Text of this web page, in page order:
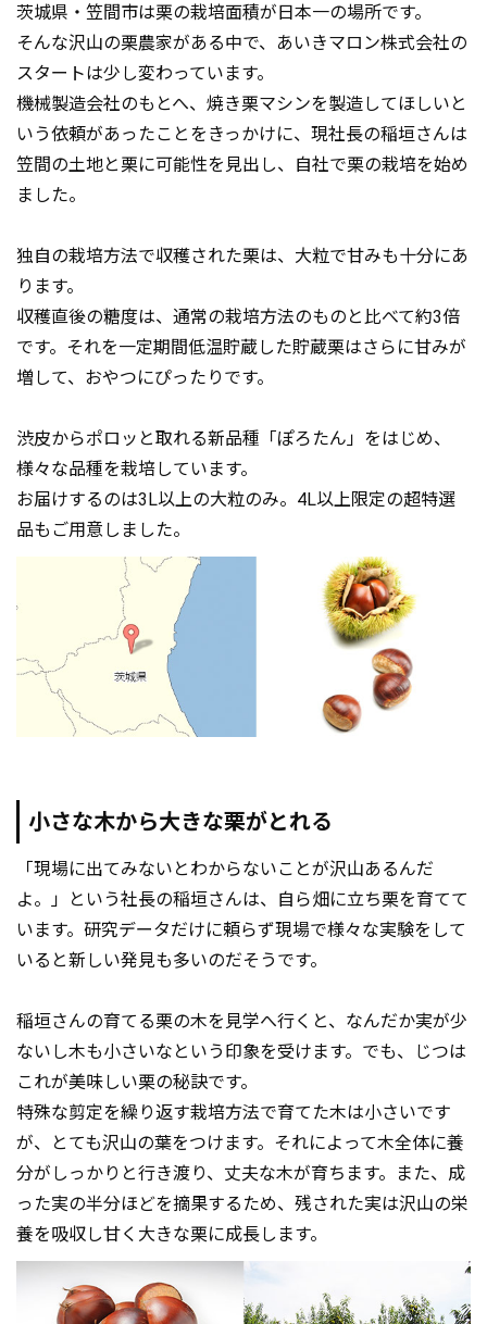
茨城県・笠間市は栗の栽培面積が日本一の場所です。
そんな沢山の栗農家がある中で、あいきマロン株式会社の
スタートは少し変わっています。
機械製造会社のもとへ、焼き栗マシンを製造してほしいと
いう依頼があったことをきっかけに、現社長の稲垣さんは
笠間の土地と栗に可能性を見出し、自社で栗の栽培を始め
ました。
独自の栽培方法で収穫された栗は、大粒で甘みも十分にあ
ります。
収穫直後の糖度は、通常の栽培方法のものと比べて約3倍
です。それを一定期間低温貯蔵した貯蔵栗はさらに甘みが
増して、おやつにぴったりです。
渋皮からポロッと取れる新品種「ぽろたん」をはじめ、
様々な品種を栽培しています。
お届けするのは3L以上の大粒のみ。4L以上限定の超特選
品もご用意しました。
小さな木から大きな栗がとれる
「現場に出てみないとわからないことが沢山あるんだ
よ。」という社長の稲垣さんは、自ら畑に立ち栗を育てて
います。研究データだけに頼らず現場で様々な実験をして
いると新しい発見も多いのだそうです。
稲垣さんの育てる栗の木を見学へ行くと、なんだか実が少
ないし木も小さいなという印象を受けます。でも、じつは
これが美味しい栗の秘訣です。
特殊な剪定を繰り返す栽培方法で育てた木は小さいです
が、とても沢山の葉をつけます。それによって木全体に養
分がしっかりと行き渡り、丈夫な木が育ちます。また、成
った実の半分ほどを摘果するため、残された実は沢山の栄
養を吸収し甘く大きな栗に成長します。